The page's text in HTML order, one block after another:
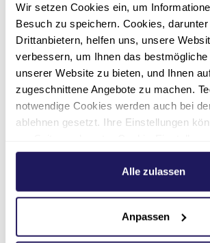
Wir setzen Cookies ein, um
Besuch zu speichern. Cookies,
Drittanbietern, helfen uns, unsere
verbessern, um Ihnen das
unserer Website zu bieten, und Ihnen
zugeschnittene Angebote zu machen.
notwendige Cookies werden auch bei
ablehnen gesetzt. Ihre Einstellungen
Weitere Informationen hierzu finden Sie
.
Alle zulassen
Anpassen
Vorstand Personal
Christoph Dürdoth